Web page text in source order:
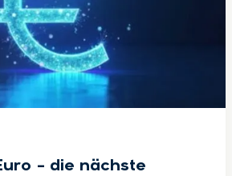
– die nächste